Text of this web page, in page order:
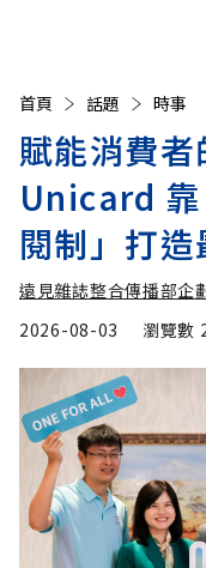
首頁 話題 時事
賦能消費
Unicard 靠
閱制」打
遠見雜誌整合傳播部企
2026-08-03
瀏覽數